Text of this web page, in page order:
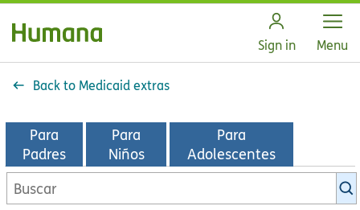
Sign in Open
Menu
Back to Medicaid extras
Para
Padres
Para
Niños
Para
Adolescentes
Buscar
en